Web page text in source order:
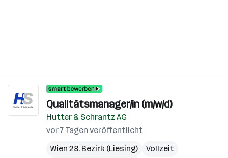
Qualitätsmanager/in (m/w/d)
Hutter & Schrantz AG
vor 7 Tagen veröffentlicht
Wien 23. Bezirk (Liesing)
Vollzeit